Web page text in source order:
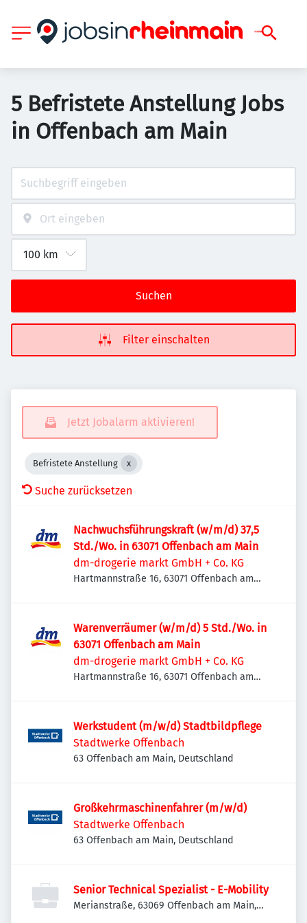
5 Befristete Anstellung Jobs
in Offenbach am Main
Suchen
Filter einschalten
Jetzt Jobalarm aktivieren!
Befristete Anstellung
Suche zurücksetzen
Nachwuchsführungskraft (w/m/d) 37,5
Std./Wo. in 63071 Offenbach am Main
dm-drogerie markt GmbH + Co. KG
Hartmannstraße 16, 63071 Offenbach am
Warenverräumer (w/m/d) 5 Std./Wo. in
63071 Offenbach am Main
dm-drogerie markt GmbH + Co. KG
Hartmannstraße 16, 63071 Offenbach am
Werkstudent (m/w/d) Stadtbildpflege
Stadtwerke Offenbach
63 Offenbach am Main, Deutschland
Großkehrmaschinenfahrer (m/w/d)
Stadtwerke Offenbach
63 Offenbach am Main, Deutschland
Senior Technical Spezialist - E-Mobility
Merianstraße, 63069 Offenbach am Main,